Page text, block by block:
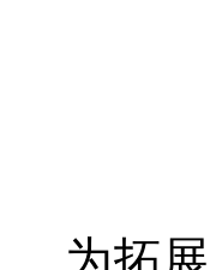
为拓展